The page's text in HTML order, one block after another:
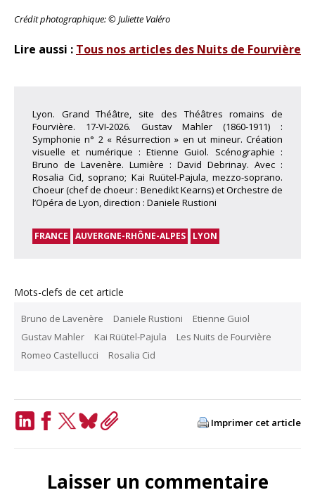
Crédit photographique: © Juliette Valéro
Lire aussi : Tous nos articles des Nuits de Fourvière
Lyon. Grand Théâtre, site des Théâtres romains de
Fourvière. 17-VI-2026. Gustav Mahler (1860-1911) :
Symphonie n° 2 « Résurrection » en ut mineur. Création
visuelle et numérique : Etienne Guiol. Scénographie :
Bruno de Lavenère. Lumière : David Debrinay. Avec :
Rosalia Cid, soprano; Kai Ruütel-Pajula, mezzo-soprano.
Choeur (chef de choeur : Benedikt Kearns) et Orchestre de
l’Opéra de Lyon, direction : Daniele Rustioni
FRANCE AUVERGNE-RHÔNE-ALPES LYON
Mots-clefs de cet article
Bruno de Lavenère Daniele Rustioni
Etienne Guiol
Gustav Mahler
Kai Rüütel-Pajula
Les Nuits de Fourvière
Romeo Castellucci
Rosalia Cid
Imprimer cet article
Laisser un commentaire